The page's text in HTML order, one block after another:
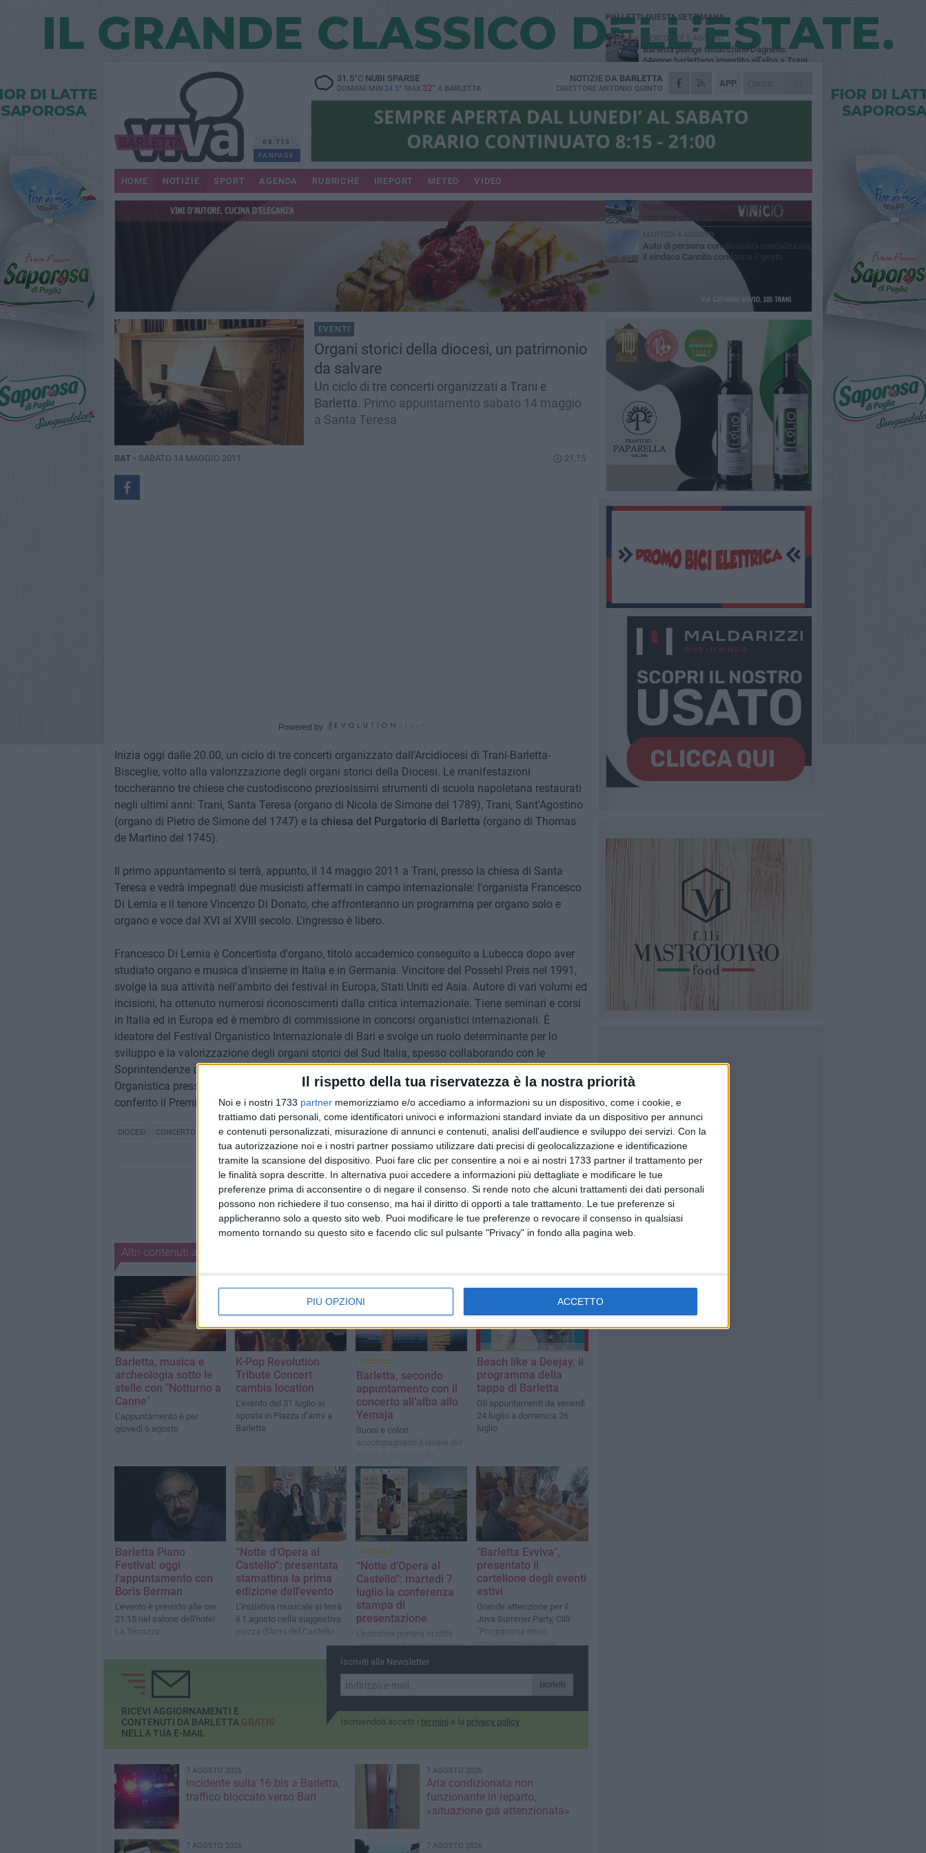
Il rispetto della tua riservatezza è la nostra priorità
Noi e i nostri 1733 partner memorizziamo e/o accediamo a informazioni su un dispositivo, come i cookie, e
trattiamo dati personali, come identificatori univoci e informazioni standard inviate da un dispositivo per annunci
e contenuti personalizzati, misurazione di annunci e contenuti, analisi dell'audience e sviluppo dei servizi. Con la
tua autorizzazione noi e i nostri partner possiamo utilizzare dati precisi di geolocalizzazione e identificazione
tramite la scansione del dispositivo. Puoi fare clic per consentire a noi e ai nostri 1733 partner il trattamento per
le finalità sopra descritte. In alternativa puoi accedere a informazioni più dettagliate e modificare le tue
preferenze prima di acconsentire o di negare il consenso. Si rende noto che alcuni trattamenti dei dati personali
possono non richiedere il tuo consenso, ma hai il diritto di opporti a tale trattamento. Le tue preferenze si
applicheranno solo a questo sito web. Puoi modificare le tue preferenze o revocare il consenso in qualsiasi
momento tornando su questo sito e facendo clic sul pulsante "Privacy" in fondo alla pagina web.
PIÙ OPZIONI ACCETTO
68.713
FANPAGE
31.5°CNUBI SPARSE
DOMANI MIN 24.5° MAX 32° A BARLETTA
APP
NOTIZIE DA BARLETTA
DIRETTORE ANTONIO QUINTO
HOME NOTIZIE SPORT AGENDA RUBRICHE IREPORT METEO VIDEO
EVENTI
Organi storici della diocesi, un patrimonio
da salvare
Un ciclo di tre concerti organizzati a Trani e
Barletta. Primo appuntamento sabato 14 maggio
a Santa Teresa
BAT - SABATO 14 MAGGIO 2011 21.15
Powered by
Inizia oggi dalle 20.00, un ciclo di tre concerti organizzato dall'Arcidiocesi di Trani-Barletta-
Bisceglie, volto alla valorizzazione degli organi storici della Diocesi. Le manifestazioni
toccheranno tre chiese che custodiscono preziosissimi strumenti di scuola napoletana restaurati
negli ultimi anni: Trani, Santa Teresa (organo di Nicola de Simone del 1789), Trani, Sant'Agostino
(organo di Pietro de Simone del 1747) e la chiesa del Purgatorio di Barletta (organo di Thomas
de Martino del 1745).
Il primo appuntamento si terrà, appunto, il 14 maggio 2011 a Trani, presso la chiesa di Santa
Teresa e vedrà impegnati due musicisti affermati in campo internazionale: l'organista Francesco
Di Lernia e il tenore Vincenzo Di Donato, che affronteranno un programma per organo solo e
organo e voce dal XVI al XVIII secolo. L'ingresso è libero.
Francesco Di Lernia è Concertista d'organo, titolo accademico conseguito a Lubecca dopo aver
studiato organo e musica d'insieme in Italia e in Germania. Vincitore del Possehl Preis nel 1991,
svolge la sua attività nell'ambito dei festival in Europa, Stati Uniti ed Asia. Autore di vari volumi ed
incisioni, ha ottenuto numerosi riconoscimenti dalla critica internazionale. Tiene seminari e corsi
in Italia ed in Europa ed è membro di commissione in concorsi organistici internazionali. È
ideatore del Festival Organistico Internazionale di Bari e svolge un ruolo determinante per lo
sviluppo e la valorizzazione degli organi storici del Sud Italia, spesso collaborando con le
Soprintendenze ai Beni Culturali. È titolare dell'insegnamento di Organo e Composizione
Organistica presso il Conservatorio di Musica "Umberto Giordano" di Foggia. Nel 2005 gli è stato
conferito il Premio Musica Sacra "S. Pio da Pietrelcina".
DIOCESI CONCERTO MUSICA
Altri contenuti a tema
Barletta, musica e
archeologia sotto le
stelle con "Notturno a
Canne"
L’appuntamento è per
giovedì 6 agosto
K-Pop Revolution
Tribute Concert
cambia location
L’evento del 31 luglio si
sposta in Piazza d’armi a
Barletta
SPECIALE
Barletta, secondo
appuntamento con il
concerto all’alba allo
Yemaja
Suoni e colori
accompagnano il levare del
Litoranea
Beach like a Deejay, il
programma della
tappa di Barletta
Gli appuntamenti da venerdì
24 luglio a domenica 26
luglio
Barletta Piano
Festival: oggi
l'appuntamento con
Boris Berman
L'evento è previsto alle ore
21:15 nel salone dell'hotel
La Terrazza
“Notte d’Opera al
Castello”: presentata
stamattina la prima
edizione dell’evento
L’iniziativa musicale si terrà
il 1 agosto nella suggestiva
piazza d’Armi del Castello
SPECIALE
“Notte d’Opera al
Castello”: martedì 7
luglio la conferenza
stampa di
presentazione
L'iniziativa porterà in città
una serata di grande musica
con la Apulia Sinfonietta
internazionale del Premiere
Opera Vocal Arts Institute di
"Barletta Evviva",
presentato il
cartellone degli eventi
estivi
Grande attenzione per il
Jova Summer Party, Cilli:
"Programma ricco,
monitoriamo gli step
Iscriviti alla Newsletter
Iscriviti
Iscrivendoti accetti i termini e la privacy policy
RICEVI AGGIORNAMENTI E
CONTENUTI DA BARLETTA GRATIS
NELLA TUA E-MAIL
7 AGOSTO 2026
Incidente sulla 16 bis a Barletta,
traffico bloccato verso Bari
7 AGOSTO 2026
Aria condizionata non
funzionante in reparto,
«situazione già attenzionata»
7 AGOSTO 2026 7 AGOSTO 2026
PIÙ LETTI QUESTA SETTIMANA
MERCOLEDÌ 5 AGOSTO
Barletta piange Gioacchino Dagnello:
64enne barlettano investito all'alba a Trani
GIOVEDÌ 6 AGOSTO
Il ricordo di "Cecco", il benzinaio col
sorriso: «Contava i giorni che lo
separavano dalla pensione»
MERCOLEDÌ 5 AGOSTO
sopralluogo nell'area dell'evento
Beni confiscati alla mafia. Nasce il servizio
VENERDÌ 31 LUGLIO
Inaugurato il nuovo parcheggio nella
MARTEDÌ 4 AGOSTO
Auto di persona con disabilità vandalizzata,
il sindaco Cannito condanna il gesto